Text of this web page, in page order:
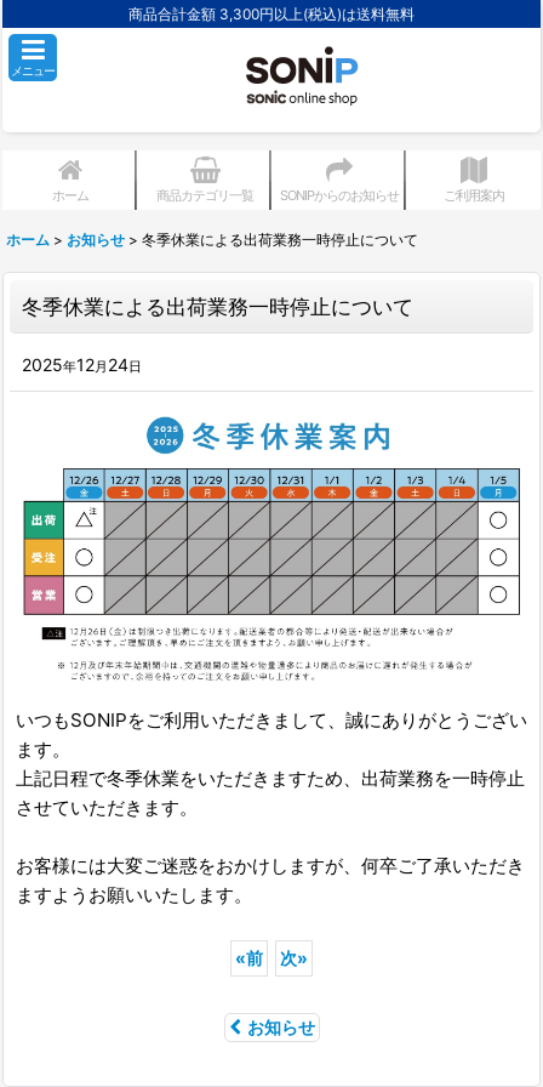
商品合計金額 3,300円以上(税込)は送料無料
メニュー
ホーム 商品カテゴリ一覧 SONIPからのお知らせ ご利用案内
ホーム > お知らせ > 冬季休業による出荷業務一時停止について
冬季休業による出荷業務一時停止について
2025年12月 24日
いつもSONIPをご利用いただきまして、誠にありがとうござい
ます。
上記日程で冬季休業をいただきますため、出荷業務を一時停止
させていただきます。
お客様には大変ご迷惑をおかけしますが、何卒ご了承いただき
ますようお願いいたします。
«前 次»
お知らせ